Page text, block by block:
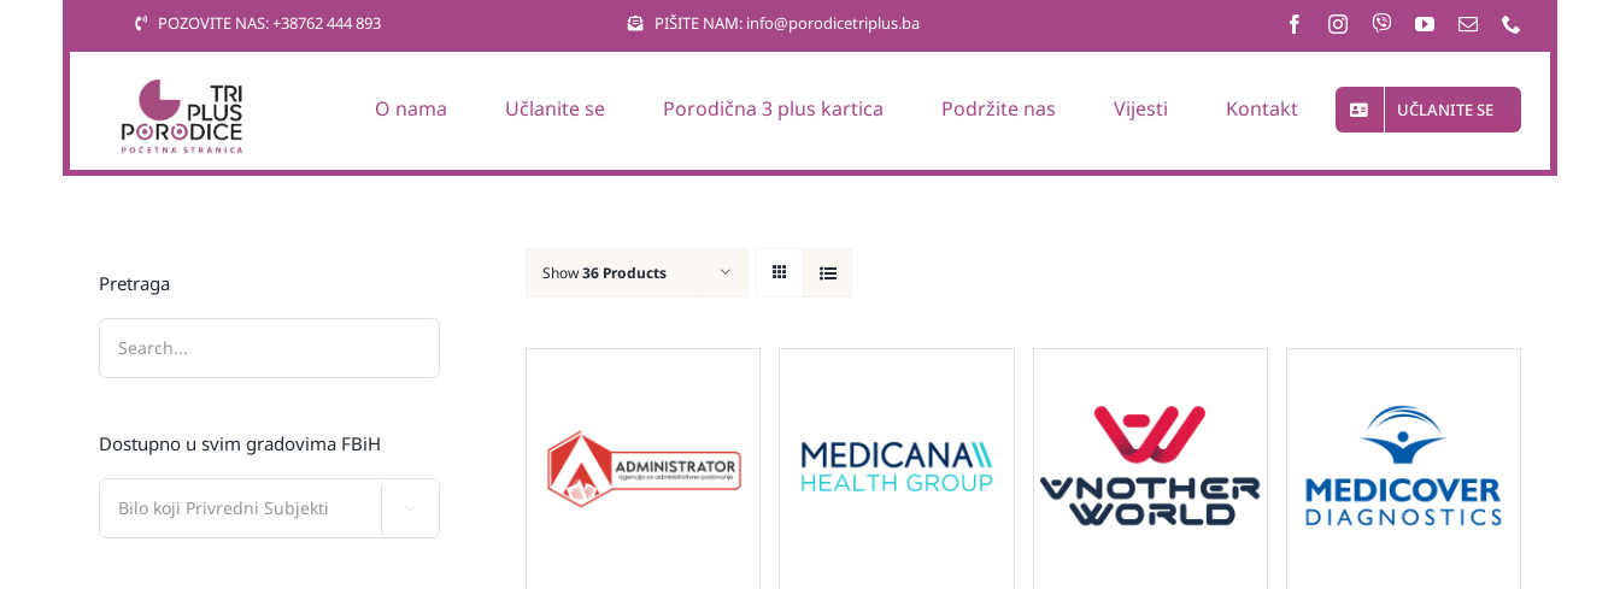
POZOVITE NAS: +38762 444 893 PIŠITE NAM: info@porodicetriplus.ba
O nama Učlanite se Porodična 3 plus kartica Podržite nas Vijesti Kontakt UČLANITE SE
Show36 Products
Pretraga
Dostupno u svim gradovima FBiH